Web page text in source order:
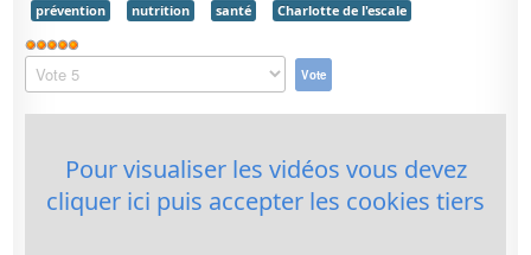
prévention nutrition santé Charlotte de l'escale
Vote
utilisateur:
Veuillez
voter
Pour visualiser les vidéos vous devez
cliquer ici puis accepter les cookies tiers